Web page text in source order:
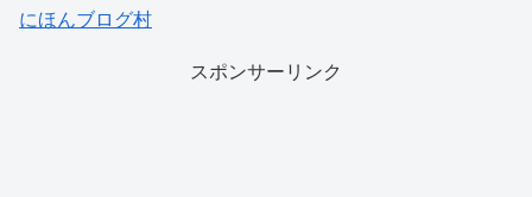
にほんブログ村
スポンサーリンク